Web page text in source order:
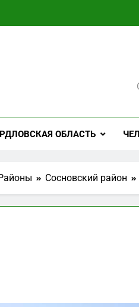
ОБЛАСТЬ
Сосновский район